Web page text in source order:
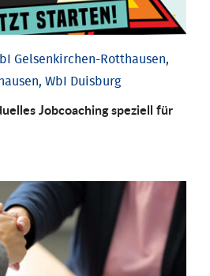
Gelsenkirchen-Rotthausen,
WbI Duisburg
Job­coaching speziell für